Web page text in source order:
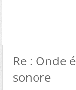
Re : Onde
sonore